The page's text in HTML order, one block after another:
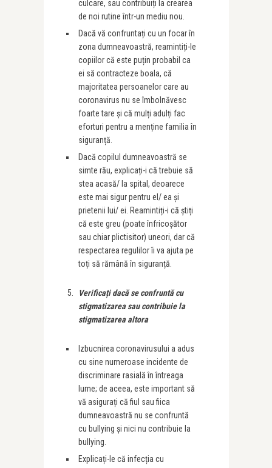
culcare, sau contribuiți la crearea
de noi rutine într-un mediu nou.
Dacă vă confruntați cu un focar în
zona dumneavoastră, reamintiți-le
copiilor că este puțin probabil ca
ei să contracteze boala, că
majoritatea persoanelor care au
coronavirus nu se îmbolnăvesc
foarte tare și că mulți adulți fac
eforturi pentru a menține familia în
siguranță.
Dacă copilul dumneavoastră se
simte rău, explicați-i că trebuie să
stea acasă/ la spital, deoarece
este mai sigur pentru el/ ea și
prietenii lui/ ei. Reamintiți-i că știți
că este greu (poate înfricoșător
sau chiar plictisitor) uneori, dar că
respectarea regulilor îi va ajuta pe
toți să rămână în siguranță.
Verificați dacă se confruntă cu
stigmatizarea sau contribuie la
stigmatizarea altora
Izbucnirea coronavirusului a adus
cu sine numeroase incidente de
discriminare rasială în întreaga
lume; de aceea, este important să
vă asigurați că fiul sau fiica
dumneavoastră nu se confruntă
cu bullying și nici nu contribuie la
bullying.
Explicați-le că infecția cu